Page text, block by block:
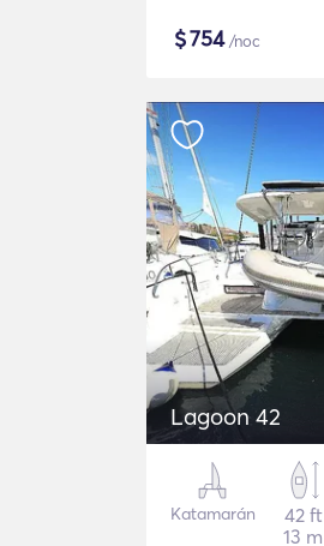
$754/noc
Lagoon 42
Katamarán
42 ft
13 m